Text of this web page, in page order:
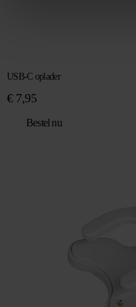
USB-C oplader
€7,95
Bestel nu